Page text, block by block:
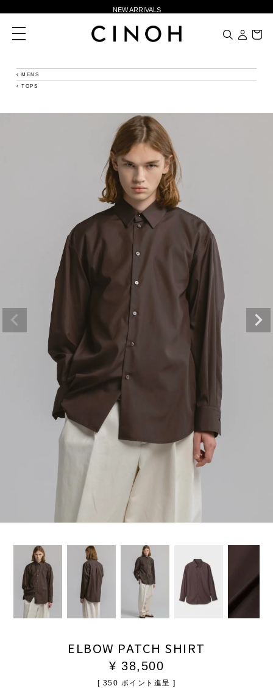
NEW ARRIVALS
新規会員登録500ポイントプレゼント
夏季休業に伴う一部業務休業のお知らせ
ニュースレター登録で¥1,000クーポン進呈
toggle
navigation
MENS
TOPS
ELBOW PATCH SHIRT
¥ 38,500
[ 350 ポイント進呈 ]